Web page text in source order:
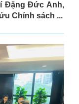
Đặng Đức Anh,
Chính sách ...